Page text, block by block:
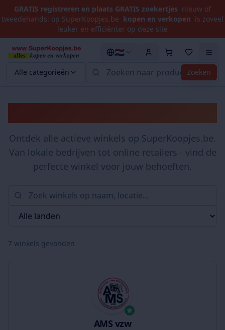
GRATIS registreren en plaats GRATIS zoekertjes nieuw of
tweedehands: op SuperKoopjes.be kopen en verkopen is zoveel
leuker en efficiënter op deze site
Alle categorieën Zoeken
🇳🇱
Ontdek alle actieve winkels op SuperKoopjes.be.
Van lokale bedrijven tot online retailers - vind de
perfecte winkel voor jouw behoeften.
7 winkels gevonden
AMS vzw